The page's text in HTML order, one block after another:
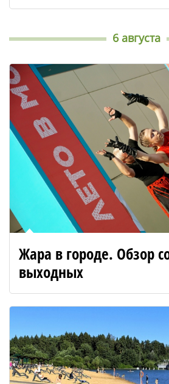
6 августа
Жара в городе. Обзор
выходных